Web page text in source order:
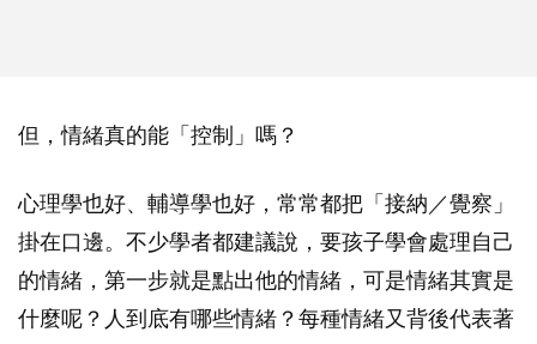
但，情緒真的能「控制」嗎？
心理學也好、輔導學也好，常常都把「接納／覺察」
掛在口邊。不少學者都建議說，要孩子學會處理自己
的情緒，第一步就是點出他的情緒，可是情緒其實是
什麼呢？人到底有哪些情緒？每種情緒又背後代表著